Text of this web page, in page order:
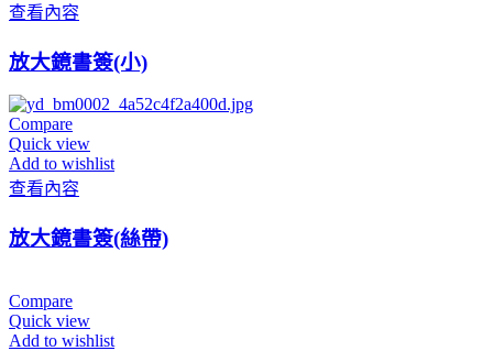
查看內容
放大鏡書簽(小)
Compare
Quick view
Add to wishlist
查看內容
放大鏡書簽(絲帶)
Compare
Quick view
Add to wishlist